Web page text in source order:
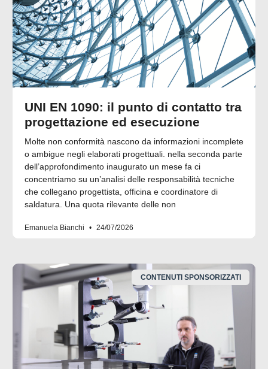
UNI EN 1090: il punto di contatto tra
progettazione ed esecuzione
Molte non conformità nascono da informazioni incomplete
o ambigue negli elaborati progettuali. nella seconda parte
dell’approfondimento inaugurato un mese fa ci
concentriamo su un’analisi delle responsabilità tecniche
che collegano progettista, officina e coordinatore di
saldatura. Una quota rilevante delle non
Emanuela Bianchi 24/07/2026
CONTENUTI SPONSORIZZATI